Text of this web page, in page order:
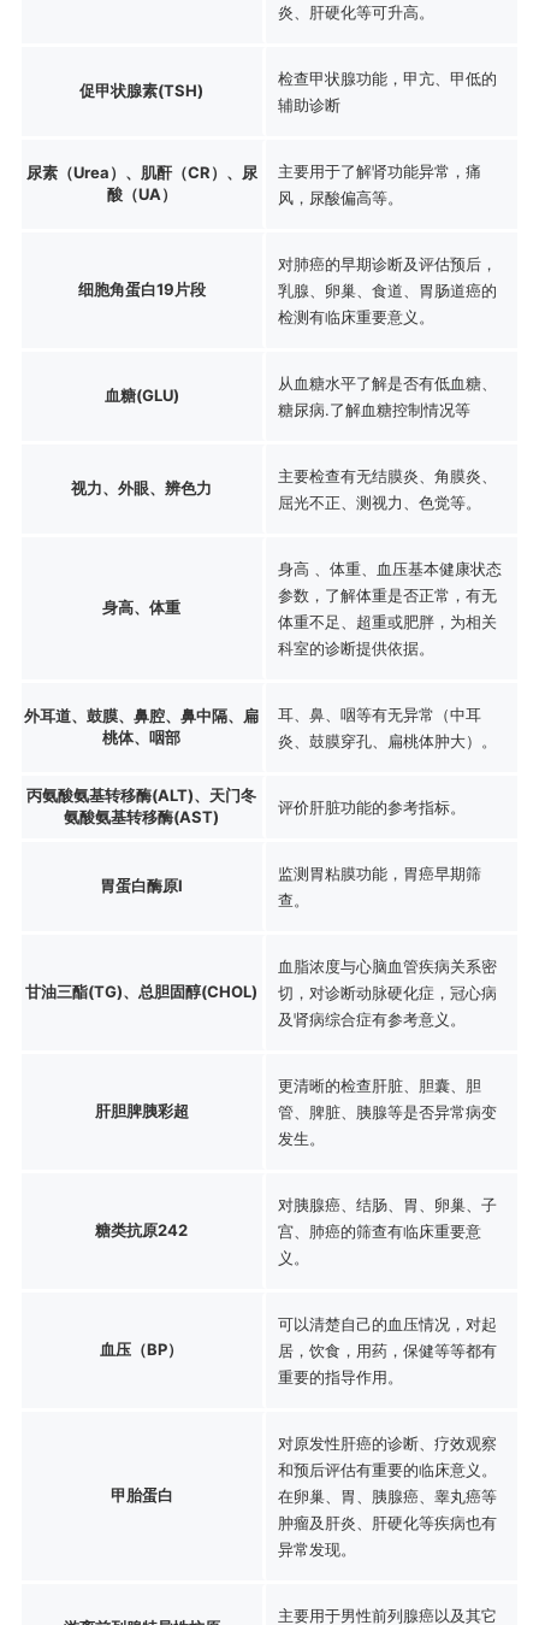
炎、肝硬化等可升高。
促甲状腺素(TSH)
检查甲状腺功能，甲亢、甲低的
辅助诊断
尿素（Urea）、肌酐（CR）、尿
酸（UA）
主要用于了解肾功能异常，痛
风，尿酸偏高等。
细胞角蛋白19片段
对肺癌的早期诊断及评估预后，
乳腺、卵巢、食道、胃肠道癌的
检测有临床重要意义。
血糖(GLU)
从血糖水平了解是否有低血糖、
糖尿病.了解血糖控制情况等
视力、外眼、辨色力
主要检查有无结膜炎、角膜炎、
屈光不正、测视力、色觉等。
身高、体重
身高 、体重、血压基本健康状态
参数，了解体重是否正常，有无
体重不足、超重或肥胖，为相关
科室的诊断提供依据。
外耳道、鼓膜、鼻腔、鼻中隔、扁
桃体、咽部
耳、鼻、咽等有无异常（中耳
炎、鼓膜穿孔、扁桃体肿大）。
丙氨酸氨基转移酶(ALT)、天门冬
氨酸氨基转移酶(AST)
评价肝脏功能的参考指标。
胃蛋白酶原Ⅰ
监测胃粘膜功能，胃癌早期筛
查。
甘油三酯(TG)、总胆固醇(CHOL)
血脂浓度与心脑血管疾病关系密
切，对诊断动脉硬化症，冠心病
及肾病综合症有参考意义。
肝胆脾胰彩超
更清晰的检查肝脏、胆囊、胆
管、脾脏、胰腺等是否异常病变
发生。
糖类抗原242
对胰腺癌、结肠、胃、卵巢、子
宫、肺癌的筛查有临床重要意
义。
血压（BP）
可以清楚自己的血压情况，对起
居，饮食，用药，保健等等都有
重要的指导作用。
甲胎蛋白
对原发性肝癌的诊断、疗效观察
和预后评估有重要的临床意义。
在卵巢、胃、胰腺癌、睾丸癌等
肿瘤及肝炎、肝硬化等疾病也有
异常发现。
主要用于男性前列腺癌以及其它